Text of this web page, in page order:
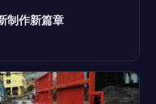
制作新篇章